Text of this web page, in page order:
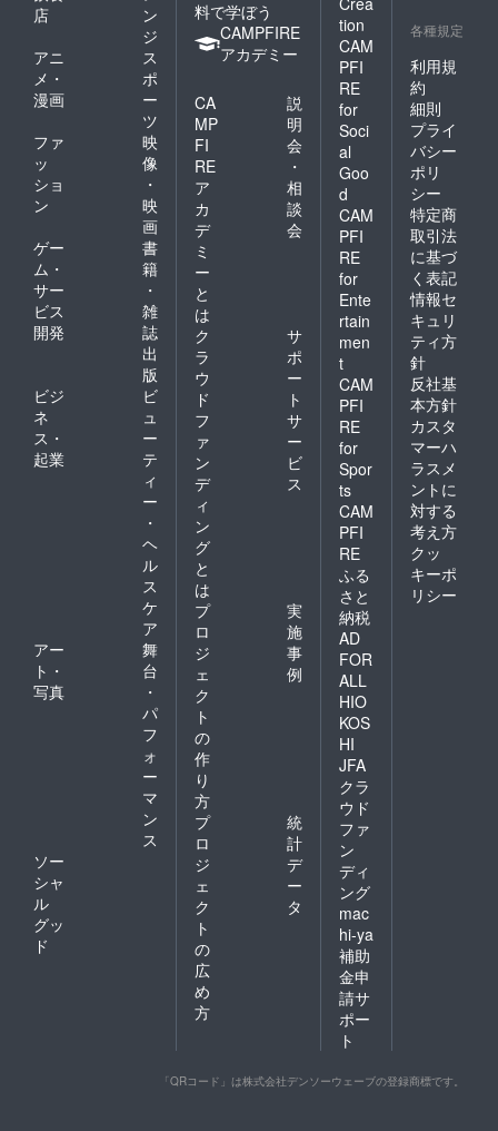
店
ン
ジ
アニ
メ・
漫画
ス
ポ
ー
ツ
ファ
ッ
ショ
ン
映
像
・
映
画
ゲー
ム・
サー
ビス
開発
書
籍
・
雑
誌
出
版
ビジ
ネ
ス・
起業
ビ
ュ
ー
テ
ィ
ー
・
ヘ
ル
ス
ケ
ア
アー
ト・
写真
舞
台
・
パ
フ
ォ
ー
マ
ン
ス
ソー
シャ
ル
グッ
ド
料で学ぼう
CAMPFIRE
アカデミー
CA
MP
FI
RE
ア
カ
デ
ミ
ー
と
は
説
明
会
・
相
談
会
ク
ラ
ウ
ド
フ
ァ
ン
デ
ィ
ン
グ
と
は
サ
ポ
ー
ト
サ
ー
ビ
ス
プ
ロ
ジ
ェ
ク
ト
の
作
り
方
実
施
事
例
プ
ロ
ジ
ェ
ク
ト
の
広
め
方
統
計
デ
ー
タ
tion
CAM
PFI
RE
for
Soci
al
Goo
d
CAM
PFI
RE
for
Ente
rtain
men
t
CAM
PFI
RE
for
Spor
ts
CAM
PFI
RE
ふる
さと
納税
AD
FOR
ALL
HIO
KOS
HI
JFA
クラ
ウド
ファ
ン
ディ
ング
mac
hi-ya
補助
金申
請サ
ポー
ト
各種規定
利用規
約
細則
プライ
バシー
ポリ
シー
特定商
取引法
に基づ
く表記
情報セ
キュリ
ティ方
針
反社基
本方針
カスタ
マーハ
ラスメ
ントに
対する
考え方
クッ
キーポ
リシー
「QRコード」は株式会社デンソーウェーブの登録商標です。